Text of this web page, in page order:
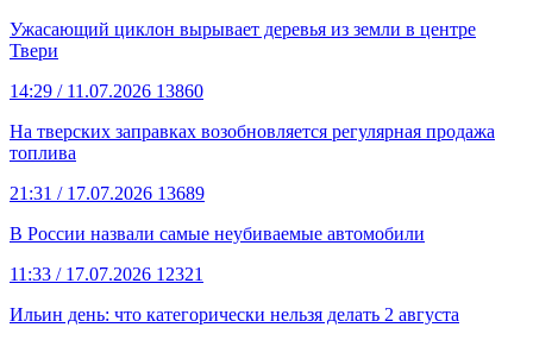
Ужасающий циклон вырывает деревья из земли в центре
Твери
14:29 / 11.07.2026 13860
На тверских заправках возобновляется регулярная продажа
топлива
21:31 / 17.07.2026 13689
В России назвали самые неубиваемые автомобили
11:33 / 17.07.2026 12321
Ильин день: что категорически нельзя делать 2 августа